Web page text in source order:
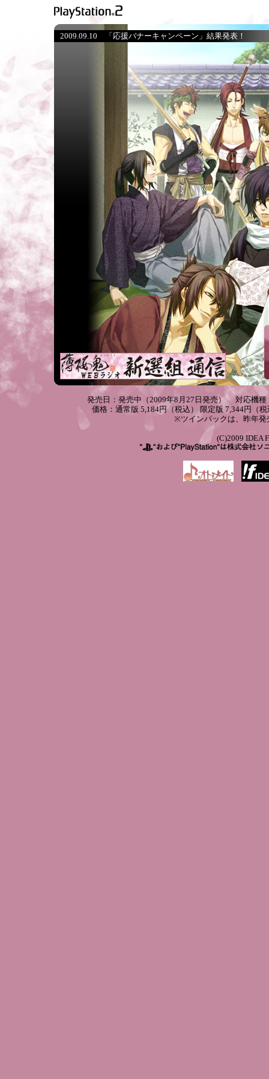
2009.09.10 「応援バナーキャンペーン」結果発表！
発売日：発売中（2009年8月27日発売） 対応機
価格：通常版 5,184円（税込） 限定版 7,344円（
※ツインパックは、昨年発
(C)2009 IDEA